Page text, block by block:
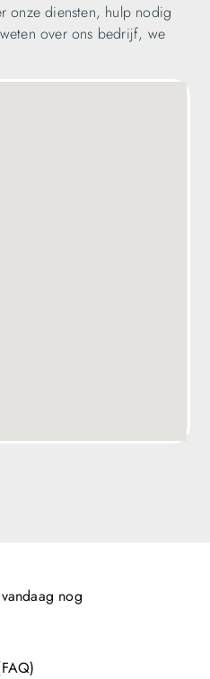
onze diensten, hulp nodig
over ons bedrijf, we
nog